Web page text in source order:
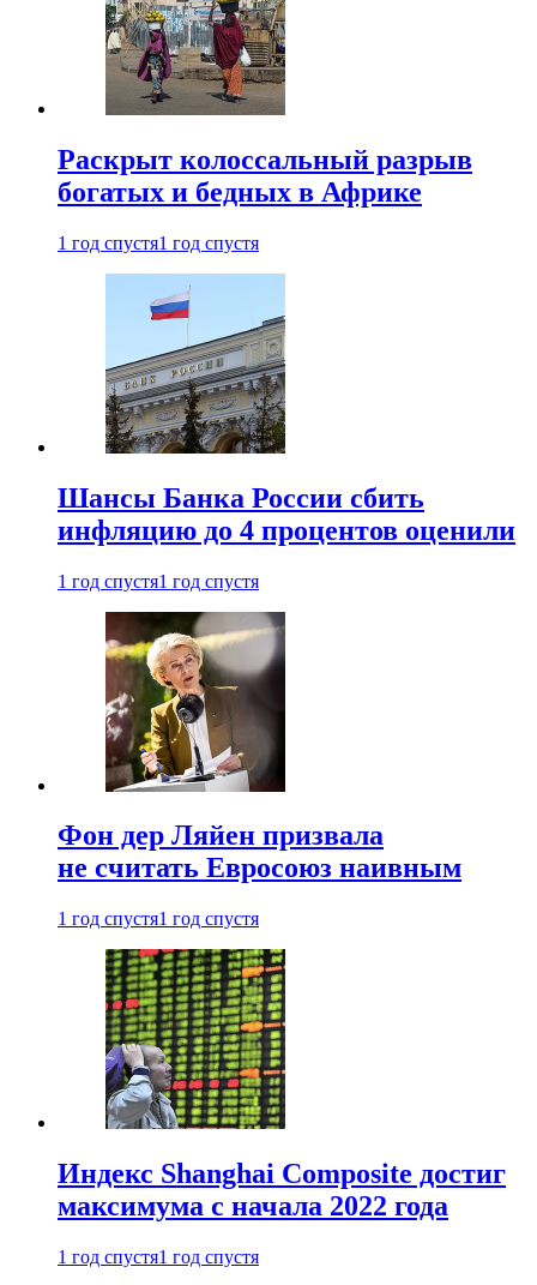
Раскрыт колоссальный разрыв
богатых и бедных в Африке
1 год спустя1 год спустя
Шансы Банка России сбить
инфляцию до 4 процентов оценили
1 год спустя1 год спустя
Фон дер Ляйен призвала
не считать Евросоюз наивным
1 год спустя1 год спустя
Индекс Shanghai Composite достиг
максимума с начала 2022 года
1 год спустя1 год спустя